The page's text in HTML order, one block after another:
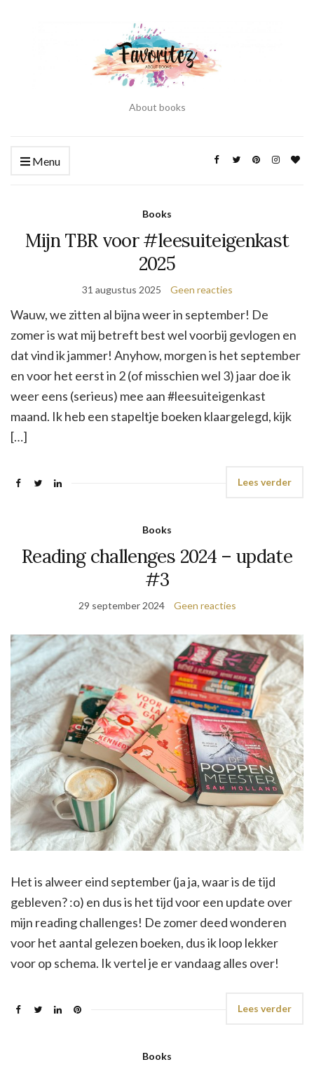
About books
Menu
Books
Mijn TBR voor #leesuiteigenkast
2025
31 augustus 2025 Geen reacties
Wauw, we zitten al bijna weer in september! De
zomer is wat mij betreft best wel voorbij gevlogen en
dat vind ik jammer! Anyhow, morgen is het september
en voor het eerst in 2 (of misschien wel 3) jaar doe ik
weer eens (serieus) mee aan #leesuiteigenkast
maand. Ik heb een stapeltje boeken klaargelegd, kijk
[…]
Lees verder
Books
Reading challenges 2024 – update
#3
29 september 2024 Geen reacties
Het is alweer eind september (ja ja, waar is de tijd
gebleven? :o) en dus is het tijd voor een update over
mijn reading challenges! De zomer deed wonderen
voor het aantal gelezen boeken, dus ik loop lekker
voor op schema. Ik vertel je er vandaag alles over!
Lees verder
Books